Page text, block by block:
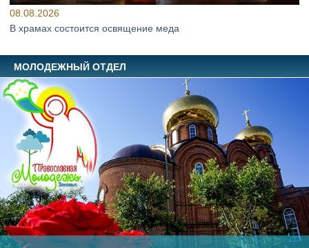
08.08.2026
В храмах состоится освящение меда
МОЛОДЕЖНЫЙ ОТДЕЛ